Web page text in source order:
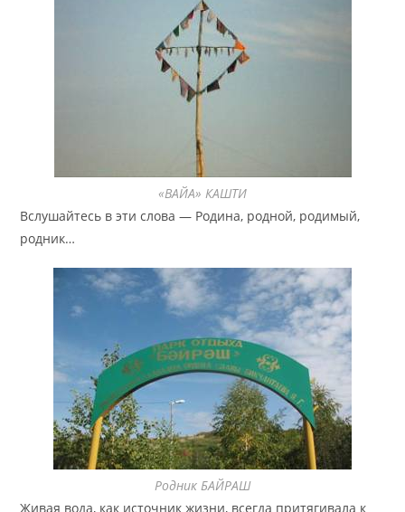
«ВАЙА» КАШТИ
Вслушайтесь в эти слова — Родина, родной, родимый,
родник…
Родник БАЙРАШ
Живая вода, как источник жизни, всегда притягивала к